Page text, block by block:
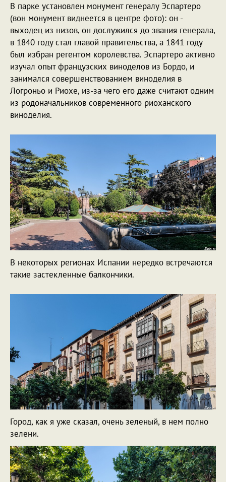
В парке установлен монумент генералу Эспартеро
(вон монумент виднеется в центре фото): он -
выходец из низов, он дослужился до звания генерала,
в 1840 году стал главой правительства, а 1841 году
был избран регентом королевства. Эспартеро активно
изучал опыт французских виноделов из Бордо, и
занимался совершенствованием виноделия в
Логроньо и Риохе, из-за чего его даже считают одним
из родоначальников современного риоханского
виноделия.
В некоторых регионах Испании нередко встречаются
такие застекленные балкончики.
Город, как я уже сказал, очень зеленый, в нем полно
зелени.